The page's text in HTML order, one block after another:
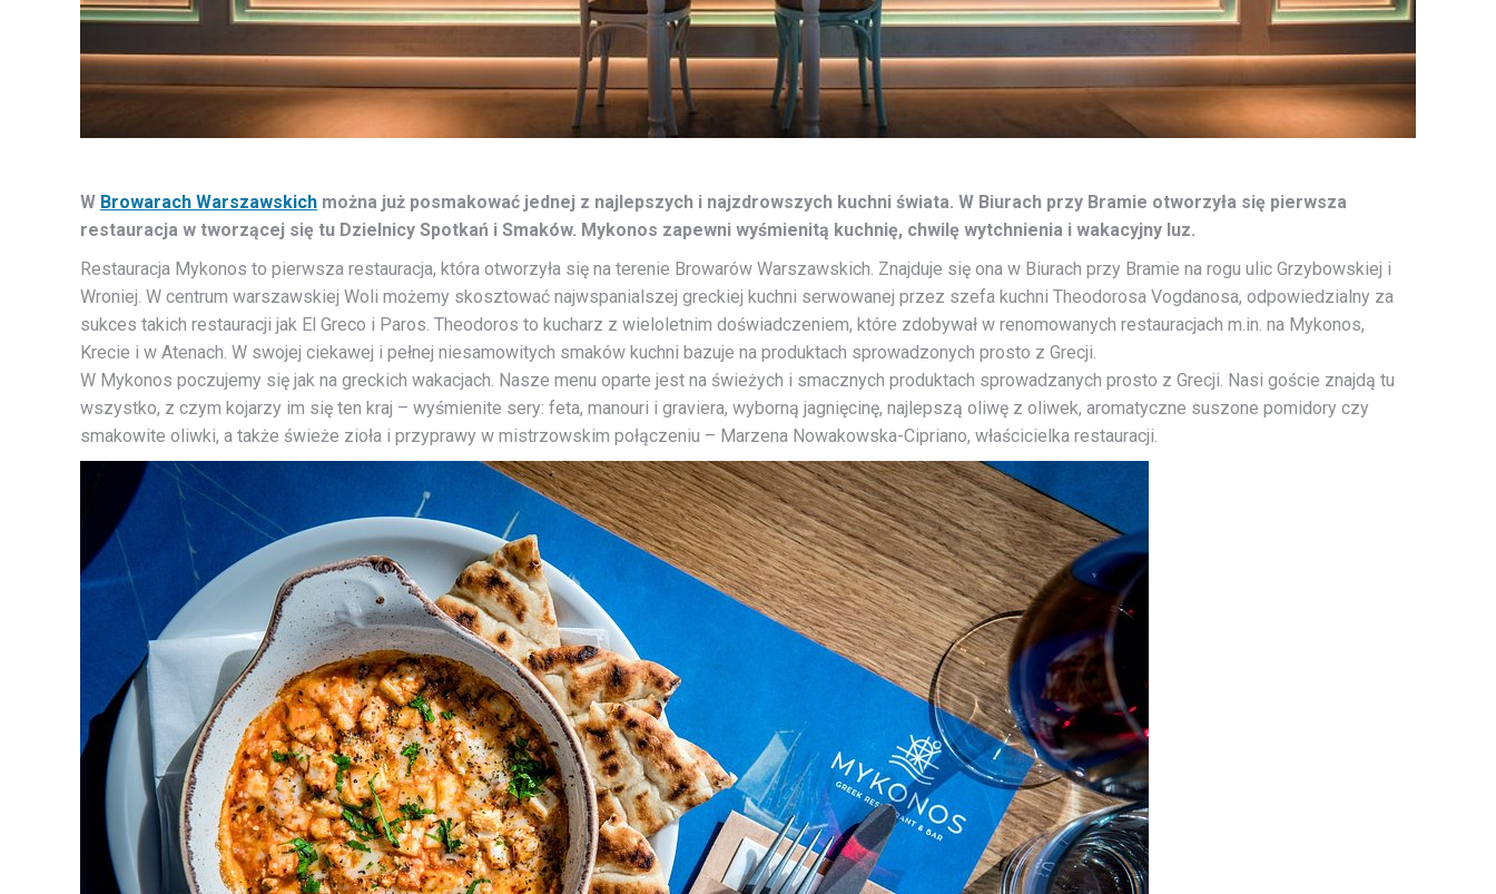
W Browarach Warszawskich można już posmakować jednej z najlepszych i najzdrowszych kuchni świata. W Biurach przy Bramie otworzyła się pierwsza
restauracja w tworzącej się tu Dzielnicy Spotkań i Smaków. Mykonos zapewni wyśmienitą kuchnię, chwilę wytchnienia i wakacyjny luz.
Restauracja Mykonos to pierwsza restauracja, która otworzyła się na terenie Browarów Warszawskich. Znajduje się ona w Biurach przy Bramie na rogu ulic Grzybowskiej i
Wroniej. W centrum warszawskiej Woli możemy skosztować najwspanialszej greckiej kuchni serwowanej przez szefa kuchni Theodorosa Vogdanosa, odpowiedzialny za
sukces takich restauracji jak El Greco i Paros. Theodoros to kucharz z wieloletnim doświadczeniem, które zdobywał w renomowanych restauracjach m.in. na Mykonos,
Krecie i w Atenach. W swojej ciekawej i pełnej niesamowitych smaków kuchni bazuje na produktach sprowadzonych prosto z Grecji.
W Mykonos poczujemy się jak na greckich wakacjach. Nasze menu oparte jest na świeżych i smacznych produktach sprowadzanych prosto z Grecji. Nasi goście znajdą tu
wszystko, z czym kojarzy im się ten kraj – wyśmienite sery: feta, manouri i graviera, wyborną jagnięcinę, najlepszą oliwę z oliwek, aromatyczne suszone pomidory czy
smakowite oliwki, a także świeże zioła i przyprawy w mistrzowskim połączeniu – Marzena Nowakowska-Cipriano, właścicielka restauracji.